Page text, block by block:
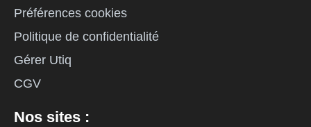
Préférences cookies
Politique de confidentialité
Gérer Utiq
CGV
Nos sites :